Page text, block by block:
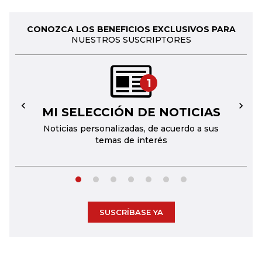
CONOZCA LOS BENEFICIOS EXCLUSIVOS PARA
NUESTROS SUSCRIPTORES
1
MI SELECCIÓN DE NOTICIAS
Noticias personalizadas, de acuerdo a sus
temas de interés
← →
SUSCRÍBASE YA